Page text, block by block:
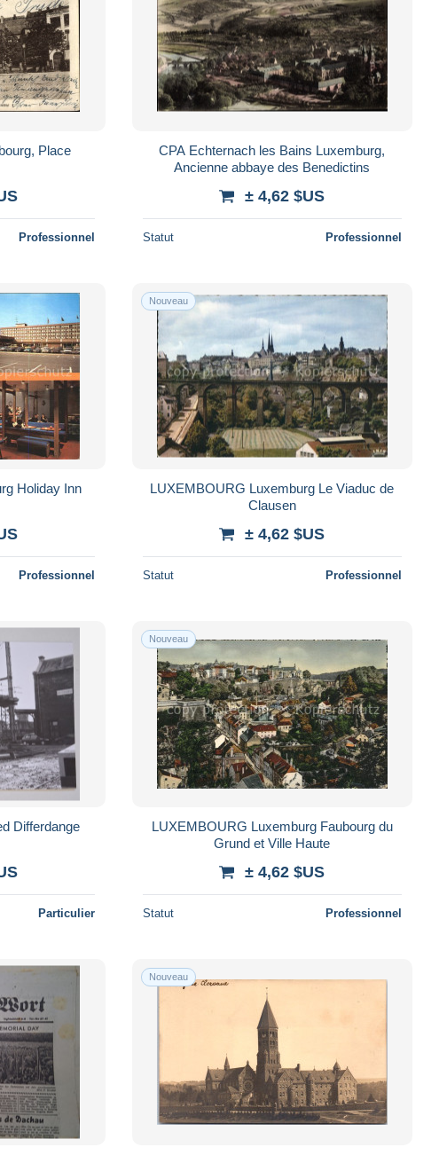
Place
Professionnel
CPA Echternach les Bains Luxemburg,
Ancienne abbaye des Benedictins
± 4,62 $US
Statut Professionnel
Luxemburg Holiday Inn
Professionnel
Nouveau
LUXEMBOURG Luxemburg Le Viaduc de
Clausen
± 4,62 $US
Statut Professionnel
Differdange
Particulier
Nouveau
LUXEMBOURG Luxemburg Faubourg du
Grund et Ville Haute
± 4,62 $US
Statut Professionnel
Nouveau